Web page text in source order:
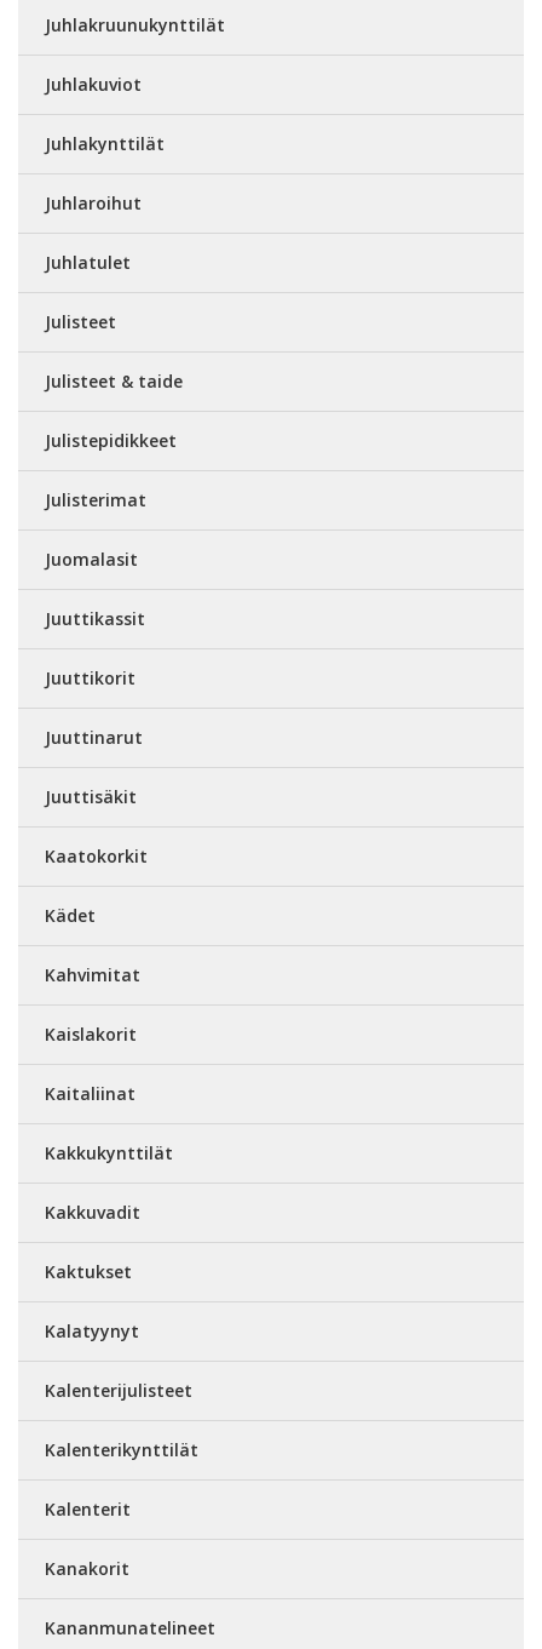
Juhlakruunukynttilät
Juhlakuviot
Juhlakynttilät
Juhlaroihut
Juhlatulet
Julisteet
Julisteet & taide
Julistepidikkeet
Julisterimat
Juomalasit
Juuttikassit
Juuttikorit
Juuttinarut
Juuttisäkit
Kaatokorkit
Kädet
Kahvimitat
Kaislakorit
Kaitaliinat
Kakkukynttilät
Kakkuvadit
Kaktukset
Kalatyynyt
Kalenterijulisteet
Kalenterikynttilät
Kalenterit
Kanakorit
Kananmunatelineet